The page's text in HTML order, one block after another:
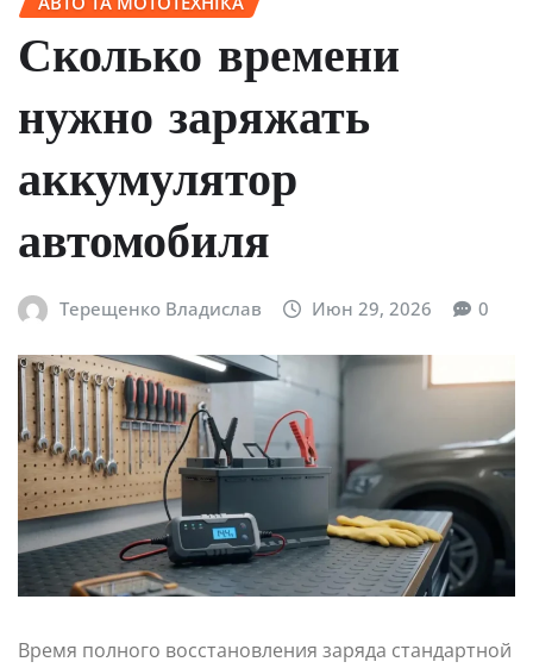
Сколько времени
нужно заряжать
аккумулятор
автомобиля
Терещенко Владислав Июн 29, 2026 0
Время полного восстановления заряда стандартной